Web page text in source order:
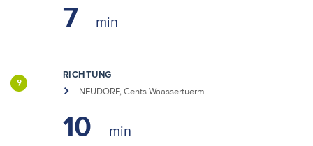
7
9
RICHTUNG
NEUDORF, Cents Waassertuerm
10